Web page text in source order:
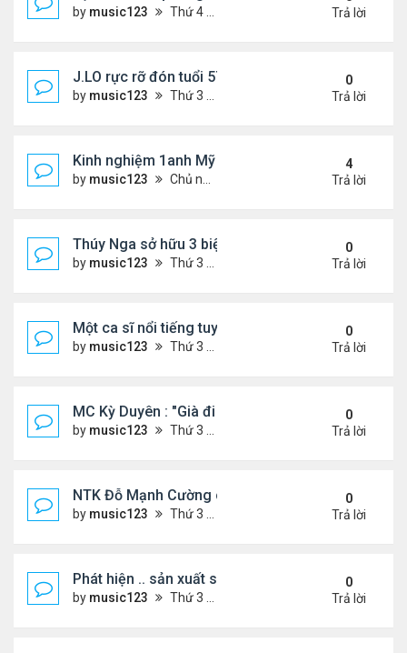
by music123 Thứ 4 Tháng 7 29, 2026 5:08 pm
Trả lời
J.LO rực rỡ đón tuổi 57 trên đất Âu
by music123 Thứ 3 Tháng 7 28, 2026 5:56 pm
0
Trả lời
Kinh nghiệm 1anh Mỹ đến VN: "Đây là một đất
by music123 Chủ nhật Tháng 7 26, 2026 6:13 am
4
Trả lời
Thúy Nga sở hữu 3 biệt thự triệu USD ở Mỹ
by music123 Thứ 3 Tháng 7 28, 2026 5:01 pm
0
Trả lời
Một ca sĩ nổi tiếng tuyên bố không thu tiền tác
by music123 Thứ 3 Tháng 7 28, 2026 4:57 pm
0
Trả lời
MC Kỳ Duyên : "Già đi cũng là một đặc ân"
by music123 Thứ 3 Tháng 7 28, 2026 4:54 pm
0
Trả lời
NTK Đỗ Mạnh Cường chi 100 triệu đồng thuê...
by music123 Thứ 3 Tháng 7 28, 2026 4:47 pm
0
Trả lời
Phát hiện .. sản xuất sữa 'pha bột giặt'
by music123 Thứ 3 Tháng 7 28, 2026 4:43 pm
0
Trả lời